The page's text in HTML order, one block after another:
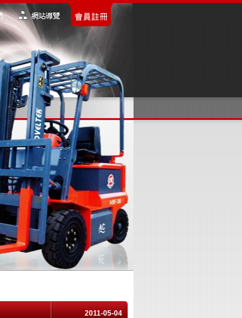
2011-05-04